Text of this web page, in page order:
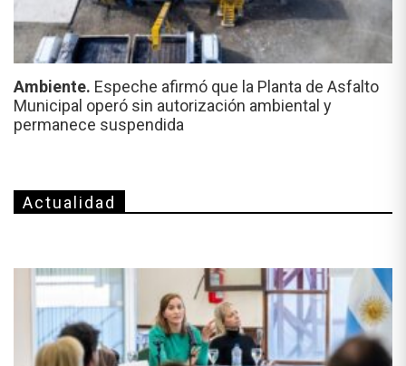
Ambiente. Espeche afirmó que la Planta de Asfalto
Municipal operó sin autorización ambiental y
permanece suspendida
Actualidad